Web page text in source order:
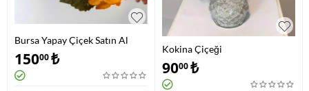
Bursa Yapay Çiçek Satın Al
15000₺
Kokina Çiçeği
9000₺